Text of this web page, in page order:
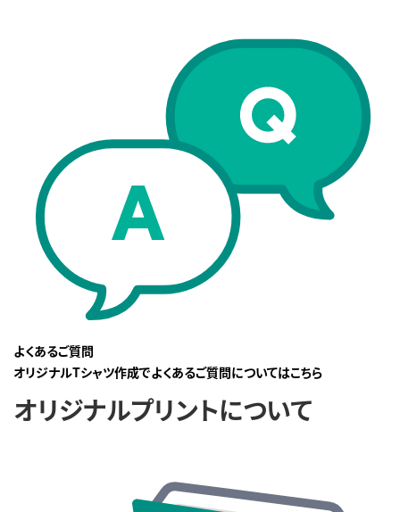
よくあるご質問
オリジナルTシャツ作成でよくあるご質問についてはこちら
オリジナルプリントについて